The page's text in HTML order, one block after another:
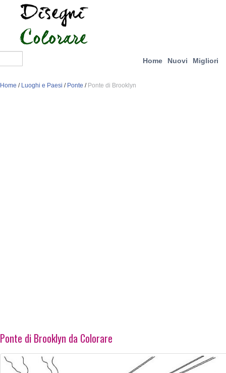
Home Nuovi Migliori
Home / Luoghi e Paesi / Ponte / Ponte di Brooklyn
Ponte di Brooklyn da Colorare